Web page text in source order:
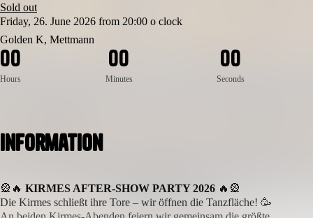
Sold out
Friday, 26. June 2026 from 20:00 o clock
Golden K, Mettmann
00
Hours
00
Minutes
00
Seconds
Information
🎡🔥 KIRMES AFTER-SHOW PARTY 2026 🔥🎡
Die Kirmes schließt ihre Tore – wir öffnen die Tanzfläche! 🥳